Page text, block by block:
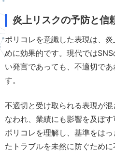
炎上リスクの予防と信
ポリコレを意識した表現は、
めに効果的です。現代では
い発言であっても、不適切で
す。
不適切と受け取られる表現が
なわれ、業績にも影響を及ぼ
ポリコレを理解し、基準をは
たトラブルを未然に防ぐために